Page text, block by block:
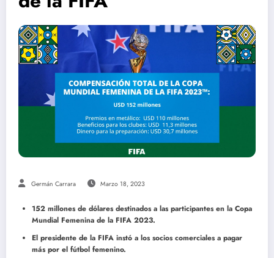
Germán Carrara Marzo 18, 2023
152 millones de dólares destinados a las participantes en la Copa
Mundial Femenina de la FIFA 2023.
El presidente de la FIFA instó a los socios comerciales a pagar
más por el fútbol femenino.